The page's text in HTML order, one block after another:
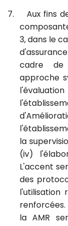
7.
Aux fins
3, dans le
cadre de
approche
la
(iv)
L'accent
des
l'utilisation
la AMR